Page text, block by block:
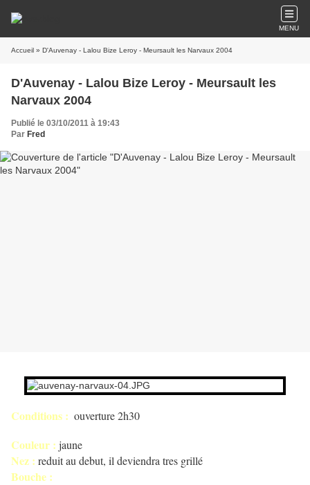
MENU
Accueil » D'Auvenay - Lalou Bize Leroy - Meursault les Narvaux 2004
D'Auvenay - Lalou Bize Leroy - Meursault les
Narvaux 2004
Publié le 03/10/2011 à 19:43
Par Fred
Conditions : ouverture 2h30
Couleur : jaune
Nez : reduit au debut, il deviendra tres grillé
Bouche :